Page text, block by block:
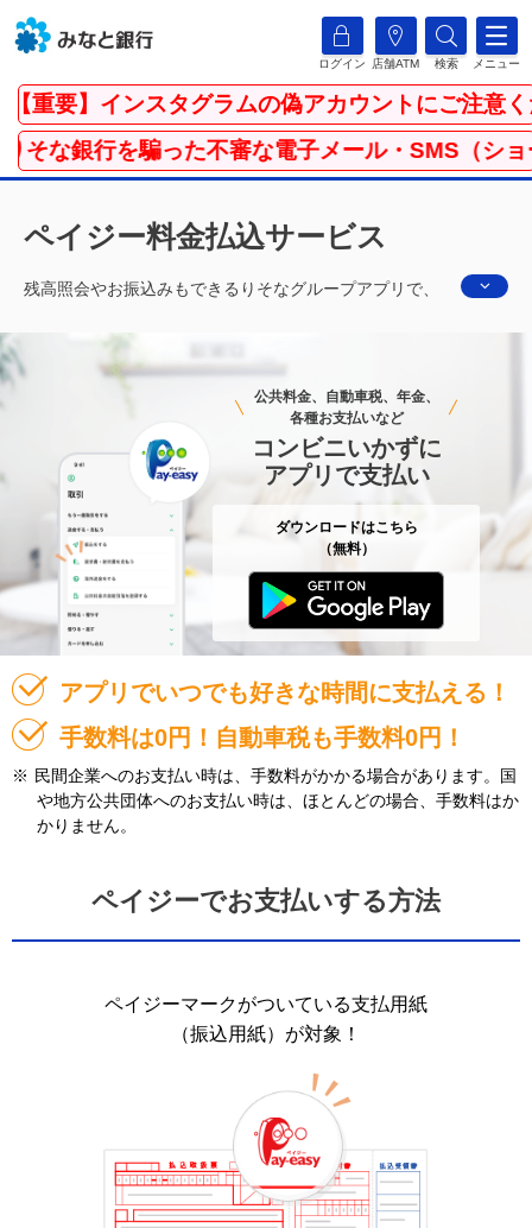
ログイン 店舗ATM 検索 メニュー
重要】インスタグラムの偽アカウントにご注意く
銀行を騙った不審な電子メール・SMS（ショー
ペイジー料金払込サービス
残高照会やお振込みもできるりそなグループアプリで、
やコンビニのレジに並ぶことなく、コンサートやファン
クラブの料金、税金・公共料金などをお支払いいただけ
ます。もちろん、マイゲートやATMからもお支払い可能
なサービスです。
公共料金、自動車税、年金、
各種お支払いなど
コンビニいかずに
アプリで支払い
ダウンロードはこちら
（無料）
アプリでいつでも好きな時間に支払える！
手数料は0円！自動車税も手数料0円！
※ 民間企業へのお支払い時は、手数料がかかる場合があります。国
や地方公共団体へのお支払い時は、ほとんどの場合、手数料はか
かりません。
ペイジーでお支払いする方法
ペイジーマークがついている支払用紙
（振込用紙）が対象！